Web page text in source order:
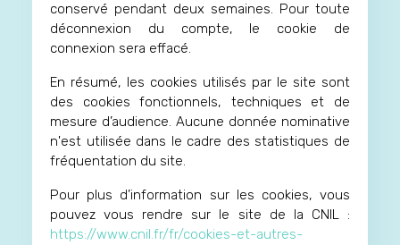
conservé pendant deux semaines. Pour toute
déconnexion du compte, le cookie de
connexion sera effacé.
En résumé, les cookies utilisés par le site sont
des cookies fonctionnels, techniques et de
mesure d’audience. Aucune donnée nominative
n'est utilisée dans le cadre des statistiques de
fréquentation du site.
Pour plus d’information sur les cookies, vous
pouvez vous rendre sur le site de la CNIL :
https://www.cnil.fr/fr/cookies-et-autres-